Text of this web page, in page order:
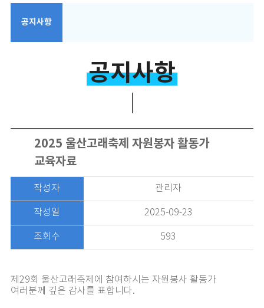
공지사항
공지사항
2025 울산고래축제 자원봉자 활동가
교육자료
작성자 관리자
작성일 2025-09-23
조회수 593
제29회 울산고래축제에 참여하시는 자원봉사 활동가
여러분께 깊은 감사를 표합니다.